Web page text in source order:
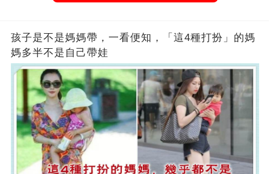
孩子是不是媽媽帶，一看便知，「這4種打扮」的媽
媽多半不是自己帶娃